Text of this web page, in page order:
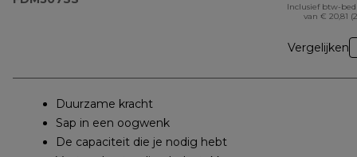
Inclusief btw-
van € 20,81
Vergelijken
Duurzame kracht
Sap in een oogwenk
De capaciteit die je nodig hebt